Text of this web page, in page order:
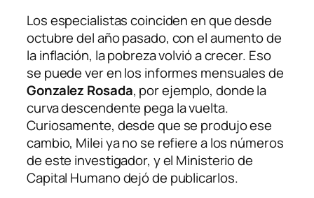
Los especialistas coinciden en que desde
octubre del año pasado, con el aumento de
la inflación, la pobreza volvió a crecer. Eso
se puede ver en los informes mensuales de
Gonzalez Rosada, por ejemplo, donde la
curva descendente pega la vuelta.
Curiosamente, desde que se produjo ese
cambio, Milei ya no se refiere a los números
de este investigador, y el Ministerio de
Capital Humano dejó de publicarlos.